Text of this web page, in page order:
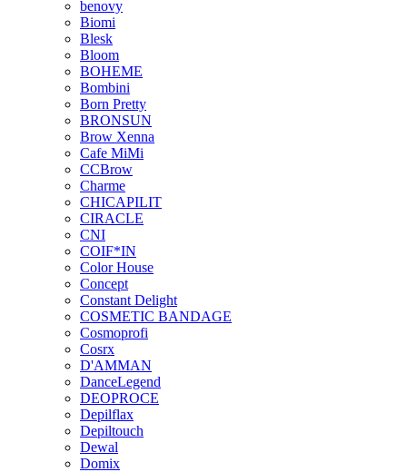
benovy
Biomi
Blesk
Bloom
BOHEME
Bombini
Born Pretty
BRONSUN
Brow Xenna
Cafe MiMi
CCBrow
Charme
CHICAPILIT
CIRACLE
CNI
COIF*IN
Color House
Concept
Constant Delight
COSMETIC BANDAGE
Cosmoprofi
Cosrx
D'AMMAN
DanceLegend
DEOPROCE
Depilflax
Depiltouch
Dewal
Domix